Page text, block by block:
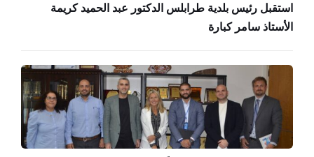
استقبل رئيس بلدية طرابلس الدكتور عبد الحميد كريمة
الأستاذ سامر كبارة